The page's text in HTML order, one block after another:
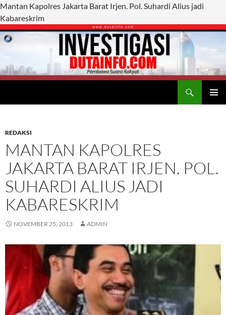
Mantan Kapolres Jakarta Barat Irjen. Pol. Suhardi Alius jadi
Kabareskrim
REDAKSI
MANTAN KAPOLRES
JAKARTA BARAT IRJEN. POL.
SUHARDI ALIUS JADI
KABARESKRIM
NOVEMBER 25, 2013 ADMIN